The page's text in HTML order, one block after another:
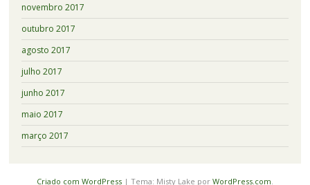
novembro 2017
outubro 2017
agosto 2017
julho 2017
junho 2017
maio 2017
março 2017
Criado com WordPress | Tema: Misty Lake por WordPress.com